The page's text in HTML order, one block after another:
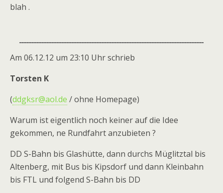
blah .
Am 06.12.12 um 23:10 Uhr schrieb
Torsten K
(ddgksr@aol.de / ohne Homepage)
Warum ist eigentlich noch keiner auf die Idee
gekommen, ne Rundfahrt anzubieten ?
DD S-Bahn bis Glashütte, dann durchs Müglitztal bis
Altenberg, mit Bus bis Kipsdorf und dann Kleinbahn
bis FTL und folgend S-Bahn bis DD